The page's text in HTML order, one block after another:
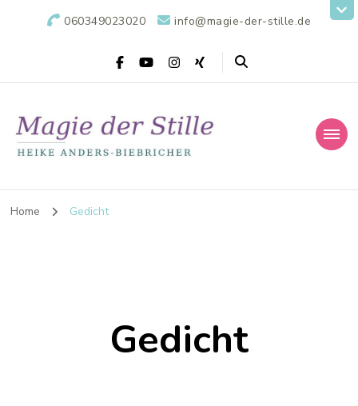
060349023020 info@magie-der-stille.de
Home Gedicht
Gedicht